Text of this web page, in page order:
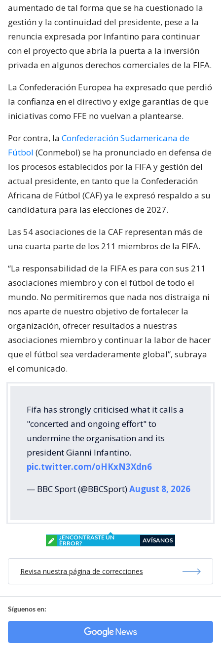
aumentado de tal forma que se ha cuestionado la
gestión y la continuidad del presidente, pese a la
renuncia expresada por Infantino para continuar
con el proyecto que abría la puerta a la inversión
privada en algunos derechos comerciales de la FIFA.
La Confederación Europea ha expresado que perdió
la confianza en el directivo y exige garantías de que
iniciativas como FFE no vuelvan a plantearse.
Por contra, la Confederación Sudamericana de
Fútbol (Conmebol) se ha pronunciado en defensa de
los procesos establecidos por la FIFA y gestión del
actual presidente, en tanto que la Confederación
Africana de Fútbol (CAF) ya le expresó respaldo a su
candidatura para las elecciones de 2027.
Las 54 asociaciones de la CAF representan más de
una cuarta parte de los 211 miembros de la FIFA.
“La responsabilidad de la FIFA es para con sus 211
asociaciones miembro y con el fútbol de todo el
mundo. No permitiremos que nada nos distraiga ni
nos aparte de nuestro objetivo de fortalecer la
organización, ofrecer resultados a nuestras
asociaciones miembro y continuar la labor de hacer
que el fútbol sea verdaderamente global”, subraya
el comunicado.
Fifa has strongly criticised what it calls a
"concerted and ongoing effort" to
undermine the organisation and its
president Gianni Infantino.
pic.twitter.com/oHKxN3Xdn6
— BBC Sport (@BBCSport)August 8, 2026
¿ENCONTRASTE UN
ERROR?
AVÍSANOS
Revisa nuestra página de correcciones
Síguenos en: